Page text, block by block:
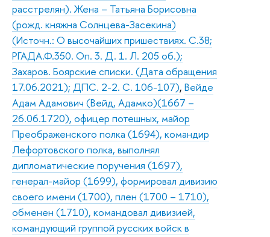
расстрелян). Жена – Татьяна Борисовна
(рожд. княжна Солнцева-Засекина)
(Источн.: О высочайших пришествиях. С.38;
РГАДА.Ф.350. Оп. 3. Д. 1. Л. 205 об.);
Захаров. Боярские списки. (Дата обращения
17.06.2021); ДПС. 2-2. С. 106-107), Вейде
Адам Адамович (Вейд, Адамко)(1667 –
26.06.1720), офицер потешных, майор
Преображенского полка (1694), командир
Лефортовского полка, выполнял
дипломатические поручения (1697),
генерал-майор (1699), формировал дивизию
своего имени (1700), плен (1700 – 1710),
обменен (1710), командовал дивизией,
командующий группой русских войск в